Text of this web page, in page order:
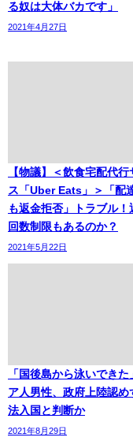
る奴は大体バカです」
2021年4月27日
【物議】＜飲食宅配代行
ス「Uber Eats」＞「配
も返金拒否」トラブル！
回数制限もあるのか？
2021年5月22日
「国後島から泳いできた
ア人男性、政府上陸認
法入国と判断か
2021年8月29日